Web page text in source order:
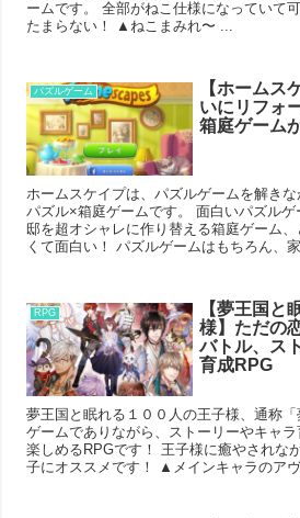
ームです。 全部がねこ仕様になっていて
たまらない！ ▲ねこまみれ〜 ...
パズルゲーム
【ホームス
いにリフォ
箱庭ゲーム
ホームスケイプは、パズルゲームを解きな
パズル×箱庭ゲームです。 面白いパズル
邸を超オシャレに作り替える箱庭ゲーム
くて面白い！ パズルゲームはもちろん、
RPG
【夢王国と
様】ただの
バトル、ス
育成RPG
夢王国と眠れる１００人の王子様、通称
ゲームでありながら、ストーリーやキャ
楽しめるRPGです！ 王子様に癒やされな
子にオススメです！ ▲メインキャラのア